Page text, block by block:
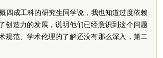
四成工科的研究生同学说，我也知道过度依赖
创造力的发展，说明他们已经意识到这个问题
规范、学术伦理的了解还没有那么深入，第二